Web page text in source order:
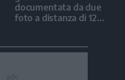
documentata da due
foto a distanza di 12